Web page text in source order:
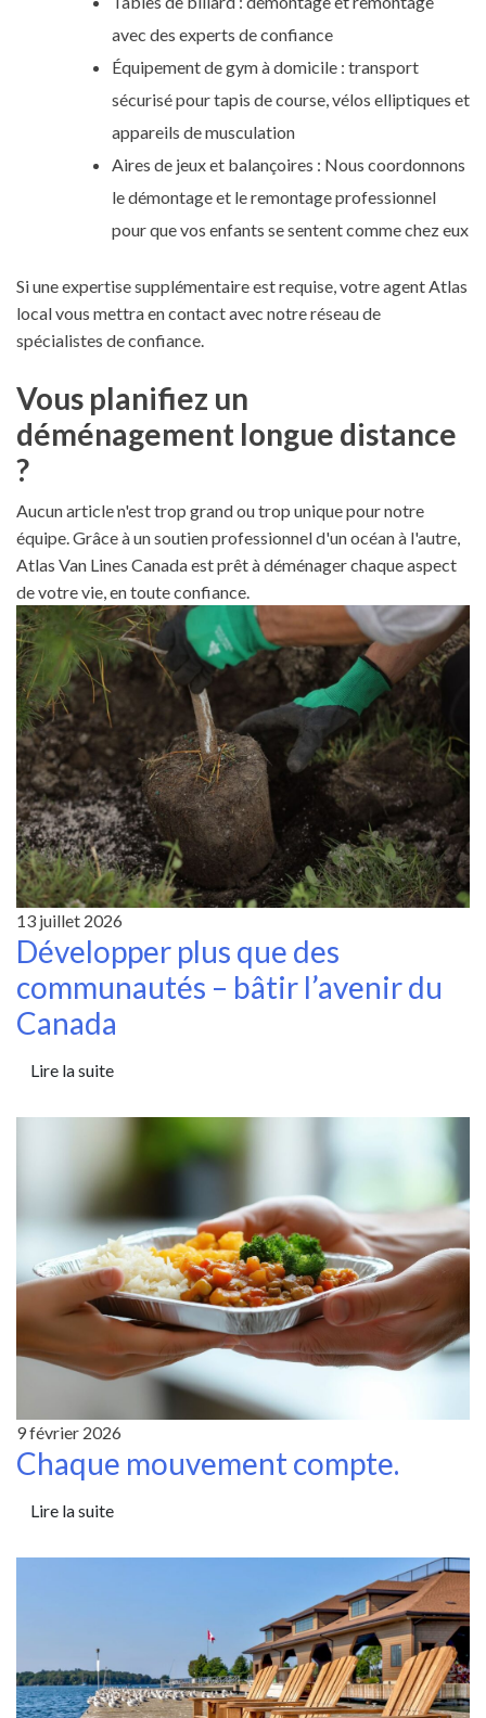
avec des experts de confiance
Équipement de gym à domicile : transport
sécurisé pour tapis de course, vélos elliptiques et
appareils de musculation
Aires de jeux et balançoires : Nous coordonnons
le démontage et le remontage professionnel
pour que vos enfants se sentent comme chez eux
Si une expertise supplémentaire est requise, votre agent Atlas
local vous mettra en contact avec notre réseau de
spécialistes de confiance.
Vous planifiez un
déménagement longue distance
?
Aucun article n'est trop grand ou trop unique pour notre
équipe. Grâce à un soutien professionnel d'un océan à l'autre,
Atlas Van Lines Canada est prêt à déménager chaque aspect
de votre vie, en toute confiance.
13 juillet 2026
Développer plus que des
communautés – bâtir l’avenir du
Canada
Lire la suite
9 février 2026
Chaque mouvement compte.
Lire la suite